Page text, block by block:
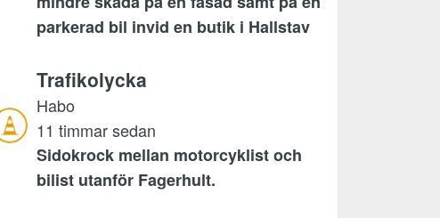
parkerad bil invid en butik i Hallstav
Trafikolycka
Habo
11 timmar sedan
Sidokrock mellan motorcyklist och
bilist utanför Fagerhult.